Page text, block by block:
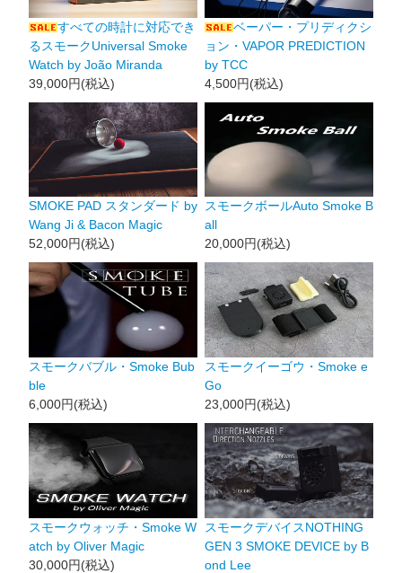
すべての時計に対応でき
るスモークUniversal Smoke
Watch by João Miranda
39,000円(税込)
ベーパー・プリディクシ
ョン・VAPOR PREDICTION
by TCC
4,500円(税込)
SMOKE PAD スタンダード by
Wang Ji & Bacon Magic
52,000円(税込)
スモークボールAuto Smoke B
all
20,000円(税込)
スモークバブル・Smoke Bub
ble
6,000円(税込)
スモークイーゴウ・Smoke e
Go
23,000円(税込)
スモークウォッチ・Smoke W
atch by Oliver Magic
30,000円(税込)
スモークデバイスNOTHING
GEN 3 SMOKE DEVICE by B
ond Lee